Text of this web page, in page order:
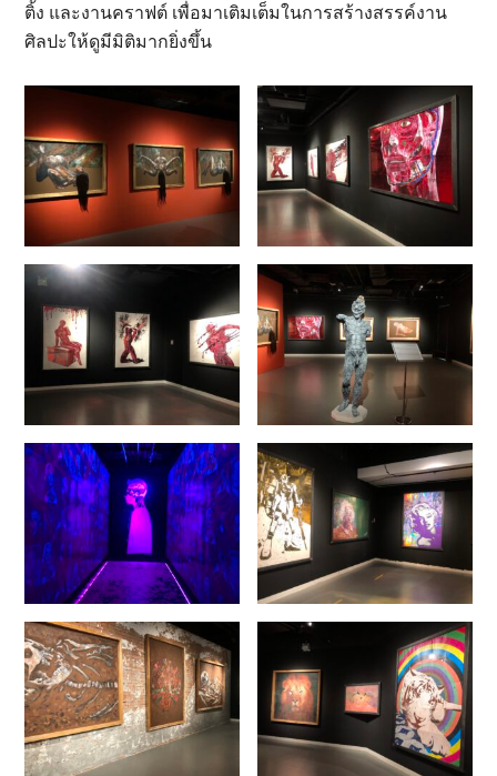
ติ้ง และงานคราฟต์ เพื่อมาเติมเต็มในการสร้างสรรค์งาน
ศิลปะให้ดูมีมิติมากยิ่งขึ้น